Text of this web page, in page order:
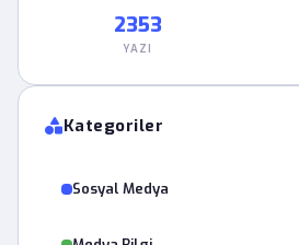
2353
YAZI
Kategoriler
Sosyal Medya